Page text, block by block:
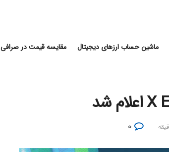
ماشین حساب ارزهای دیجیتال مقایسه قیمت در صرافی